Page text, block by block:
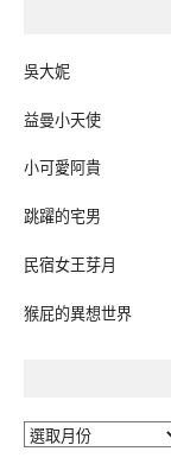
吳大妮
益曼小天使
小可愛阿貴
跳躍的宅男
民宿女王芽月
猴屁的異想世界
彙